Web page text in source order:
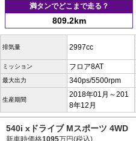
満タンでどこまで走る？
809.2km
排気量 2997cc
ミッション フロア8AT
最大出力 340ps/5500rpm
生産期間
2018年01月～201
8年12月
540i xドライブ Mスポーツ 4WD